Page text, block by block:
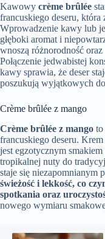
Kawowy crème brûlée
francuskiego deseru,
Wprowadzenie kawy lub
głęboki aromat i
wnoszą różnorodność
Połączenie jedwabistej
kawy sprawia, że deser
poszukują wyjątkowych
Crème brûlée z mango
Crème brûlée z mango to
francuskiego deseru.
jest egzotycznym
tropikalnej nuty do
staje się niezapomnianym
świeżość i lekkość, co
spotkania oraz
nowego wymiaru